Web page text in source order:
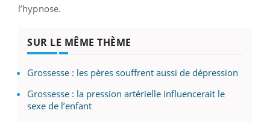
l’hypnose.
SUR LE MÊME THÈME
Grossesse : les pères souffrent aussi de dépression
Grossesse : la pression artérielle influencerait le
sexe de l’enfant